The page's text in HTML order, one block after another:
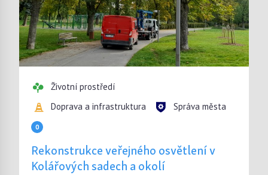
Životní prostředí
Doprava a infrastruktura
Správa města
0
Rekonstrukce veřejného osvětlení v
Kolářových sadech a okolí